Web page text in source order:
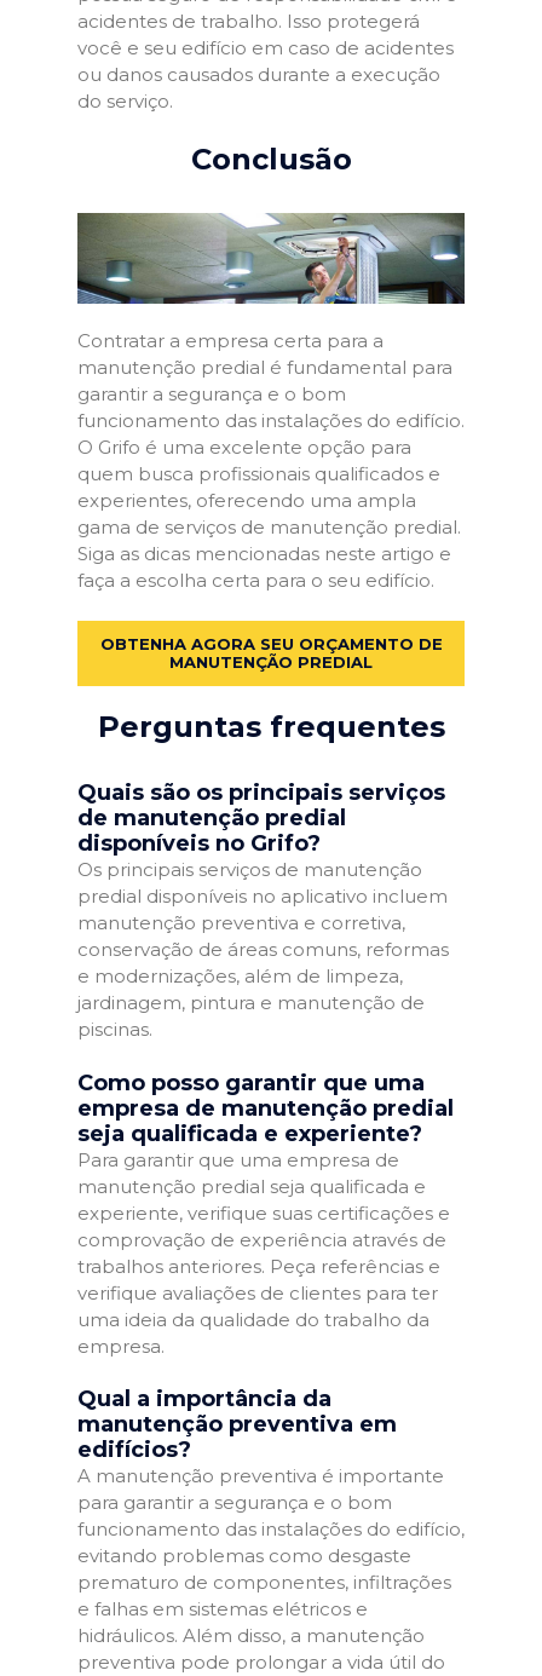
acidentes de trabalho. Isso protegerá
você e seu edifício em caso de acidentes
ou danos causados durante a execução
do serviço.
Conclusão
Contratar a empresa certa para a
manutenção predial é fundamental para
garantir a segurança e o bom
funcionamento das instalações do edifício.
O Grifo é uma excelente opção para
quem busca profissionais qualificados e
experientes, oferecendo uma ampla
gama de serviços de manutenção predial.
Siga as dicas mencionadas neste artigo e
faça a escolha certa para o seu edifício.
OBTENHA AGORA SEU ORÇAMENTO DE
MANUTENÇÃO PREDIAL
Perguntas frequentes
Quais são os principais serviços
de manutenção predial
disponíveis no Grifo?
Os principais serviços de manutenção
predial disponíveis no aplicativo incluem
manutenção preventiva e corretiva,
conservação de áreas comuns, reformas
e modernizações, além de limpeza,
jardinagem, pintura e manutenção de
piscinas.
Como posso garantir que uma
empresa de manutenção predial
seja qualificada e experiente?
Para garantir que uma empresa de
manutenção predial seja qualificada e
experiente, verifique suas certificações e
comprovação de experiência através de
trabalhos anteriores. Peça referências e
verifique avaliações de clientes para ter
uma ideia da qualidade do trabalho da
empresa.
Qual a importância da
manutenção preventiva em
edifícios?
A manutenção preventiva é importante
para garantir a segurança e o bom
funcionamento das instalações do edifício,
evitando problemas como desgaste
prematuro de componentes, infiltrações
e falhas em sistemas elétricos e
hidráulicos. Além disso, a manutenção
preventiva pode prolongar a vida útil do